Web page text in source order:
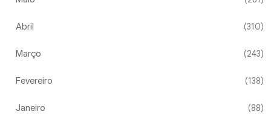
Abril (310)
Março (243)
Fevereiro (138)
Janeiro (88)